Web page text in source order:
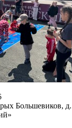
Большевиков,